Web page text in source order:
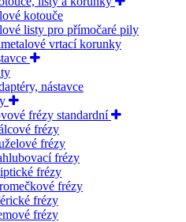
kotouče
listy pro přímočaré pily
vrtací korunky
nástavce
frézy standardní
frézy
frézy
frézy
frézy
frézy
frézy
frézy